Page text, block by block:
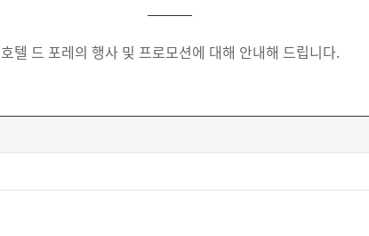
호텔 드 포레의 행사 및 프로모션에 대해 안내해 드립니다.